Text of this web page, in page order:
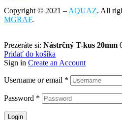
Copyright © 2021 – AQUAZ. All
MGRAF.
Prezeráte si: Nástrčný T-kus 20mm
Pridať do košíka
Sign in Create an Account
Username or email *
Password *
Login